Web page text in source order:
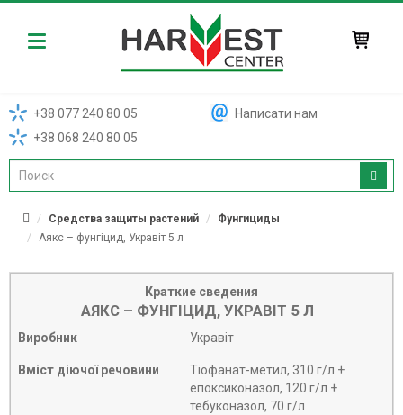
Harvest
+38 077 240 80 05
+38 068 240 80 05
Написати нам
Средства защиты растений
Фунгициды
Аякс – фунгіцид, Укравіт 5 л
Краткие сведения
АЯКС – ФУНГІЦИД, УКРАВІТ 5 Л
Виробник Укравіт
Вміст діючої речовини
Тіофанат-метил, 310 г/л +
епоксиконазол, 120 г/л +
тебуконазол, 70 г/л